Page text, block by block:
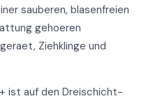
sauberen, blasenfreien
gehoeren
Ziehklinge und
ist auf den Dreischicht-